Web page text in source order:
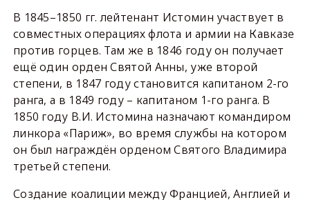
В 1845–1850 гг. лейтенант Истомин участвует в
совместных операциях флота и армии на Кавказе
против горцев. Там же в 1846 году он получает
ещё один орден Святой Анны, уже второй
степени, в 1847 году становится капитаном 2-го
ранга, а в 1849 году – капитаном 1-го ранга. В
1850 году В.И. Истомина назначают командиром
линкора «Париж», во время службы на котором
он был награждён орденом Святого Владимира
третьей степени.
Создание коалиции между Францией, Англией и